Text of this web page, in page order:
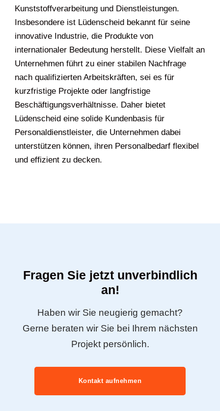
Kunststoffverarbeitung und Dienstleistungen.
Insbesondere ist Lüdenscheid bekannt für seine
innovative Industrie, die Produkte von
internationaler Bedeutung herstellt. Diese Vielfalt an
Unternehmen führt zu einer stabilen Nachfrage
nach qualifizierten Arbeitskräften, sei es für
kurzfristige Projekte oder langfristige
Beschäftigungsverhältnisse. Daher bietet
Lüdenscheid eine solide Kundenbasis für
Personaldienstleister, die Unternehmen dabei
unterstützen können, ihren Personalbedarf flexibel
und effizient zu decken.
Fragen Sie jetzt unverbindlich
an!
Haben wir Sie neugierig gemacht?
Gerne beraten wir Sie bei Ihrem nächsten
Projekt persönlich.
Kontakt aufnehmen